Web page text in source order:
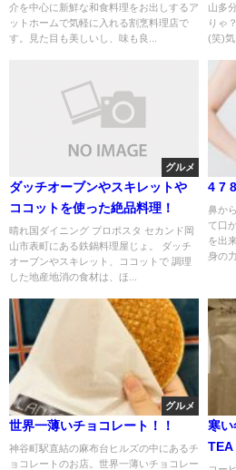
介を中心に新鮮な和食料理をお出しするア
ットホームで気軽に入れる割烹料理店で
す。見た目も美しいし、味も良...
山 多
りゃ
(笑)
グルメ
ダッチオーブンやスキレットや
ココットを使った絶品料理！
晴れ国ダイニング プロポスタ セカンド岡
山市表町にある鉄鍋料理屋じょ。 ダッチ
オーブンやスキレット、ココットで 調理
した地産地消の食材は、ほ...
4 7
鼻か
て口
を出
身の
グルメ
世界一薄いチョコレート！！
神谷町駅直結の麻布台ヒルズの中にあるチ
ョコレートのお店。世界一薄いチョコレー
寒い
TEA